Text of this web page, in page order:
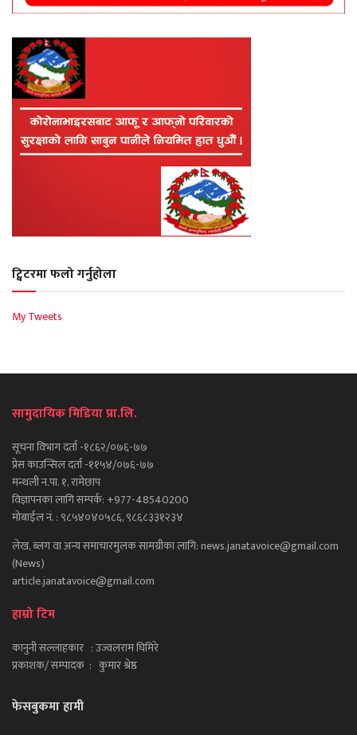
ट्विटरमा फलो गर्नुहोला
My Tweets
सामुदायिक मिडिया प्रा.लि.
सूचना विभाग दर्ता -१८६२/०७६-७७
प्रेस काउन्सिल दर्ता -११५४/०७६-७७
मन्थली न.पा. १, रामेछाप
विज्ञापनका लागि सम्पर्क: +977-48540200
मोबाईल नं. : ९८५४०४०५८६, ९८६८३३१२३४
लेख, ब्लग वा अन्य समाचारमुलक सामग्रीका लागि: news.janatavoice@gmail.com
(News)
article.janatavoice@gmail.com
हाम्रो टिम
कानुनी सल्लाहकार : उज्वलराम घिमिरे
प्रकाशक/ सम्पादक : कुमार श्रेष्ठ
फेसबुकमा हामी